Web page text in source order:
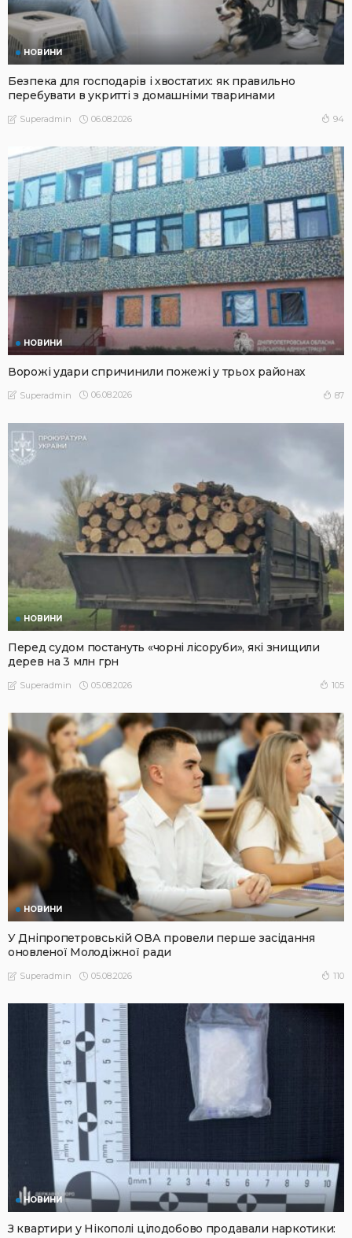
НОВИНИ
Безпека для господарів і хвостатих: як правильно
перебувати в укритті з домашніми тваринами
Superadmin 06.08.2026 94
НОВИНИ
Ворожі удари спричинили пожежі у трьох районах
Superadmin 06.08.2026 87
НОВИНИ
Перед судом постануть «чорні лісоруби», які знищили
дерев на 3 млн грн
Superadmin 05.08.2026 105
НОВИНИ
У Дніпропетровській ОВА провели перше засідання
оновленої Молодіжної ради
Superadmin 05.08.2026 110
НОВИНИ
З квартири у Нікополі цілодобово продавали наркотики: